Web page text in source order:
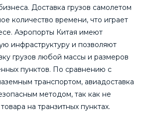
Доставка грузов самолетом
количество времени, что играет
Аэропорты Китая имеют
инфраструктуру и позволяют
грузов любой массы и размеров
пунктов. По сравнению с
транспортом, авиадоставка
методом, так как не
на транзитных пунктах.